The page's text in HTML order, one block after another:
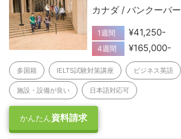
カナダ / バンクーバー
1週間 ¥41,250-
4週間 ¥165,000-
多国籍 IELTS試験対策講座 ビジネス英語
施設・設備が良い 日本語対応可
かんたん資料請求